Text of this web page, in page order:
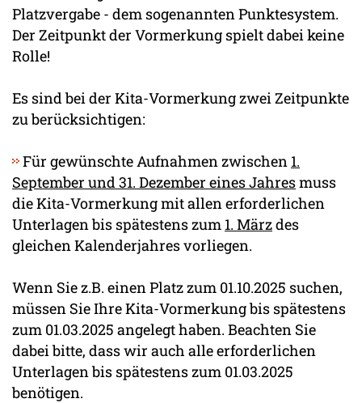
Platzvergabe - dem sogenannten Punktesystem.
Der Zeitpunkt der Vormerkung spielt dabei keine
Rolle!
Es sind bei der Kita-Vormerkung zwei Zeitpunkte
zu berücksichtigen:
Für gewünschte Aufnahmen zwischen 1.
September und 31. Dezember eines Jahresmuss
die Kita-Vormerkung mit allen erforderlichen
Unterlagen bis spätestens zum 1. Märzdes
gleichen Kalenderjahres vorliegen.
Wenn Sie z.B. einen Platz zum 01.10.2025 suchen,
müssen Sie Ihre Kita-Vormerkung bis spätestens
zum 01.03.2025 angelegt haben. Beachten Sie
dabei bitte, dass wir auch alle erforderlichen
Unterlagen bis spätestens zum 01.03.2025
benötigen.